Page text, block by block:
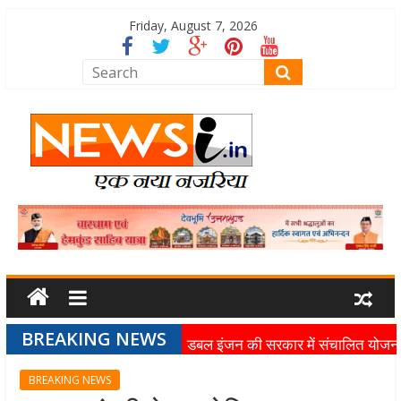
Friday, August 7, 2026
BREAKING NEWS
डबल इंजन की सरकार में संचालित
रहा है: मुख्यमंत्री
BREAKING NEWS